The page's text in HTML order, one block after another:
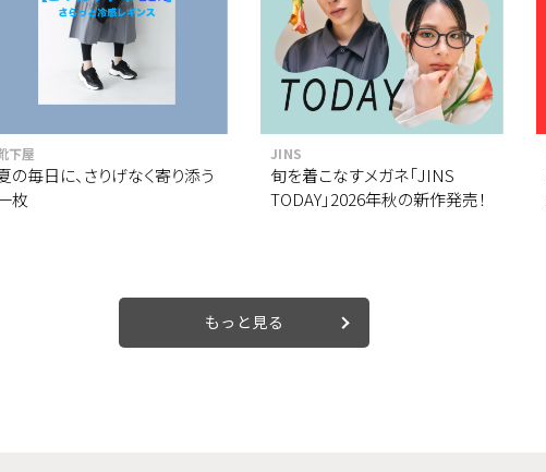
下屋
の毎日に、さりげなく寄り添う
枚
JINS
旬を着こなすメガネ「JINS
TODAY」2026年秋の新作発売！
もっと見る